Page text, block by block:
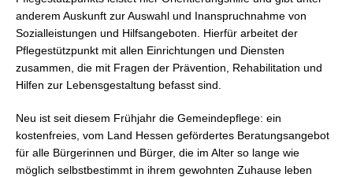
anderem Auskunft zur Auswahl und Inanspruchnahme von
Sozialleistungen und Hilfsangeboten. Hierfür arbeitet der
Pflegestützpunkt mit allen Einrichtungen und Diensten
zusammen, die mit Fragen der Prävention, Rehabilitation und
Hilfen zur Lebensgestaltung befasst sind.
Neu ist seit diesem Frühjahr die Gemeindepflege: ein
kostenfreies, vom Land Hessen gefördertes Beratungsangebot
für alle Bürgerinnen und Bürger, die im Alter so lange wie
möglich selbstbestimmt in ihrem gewohnten Zuhause leben